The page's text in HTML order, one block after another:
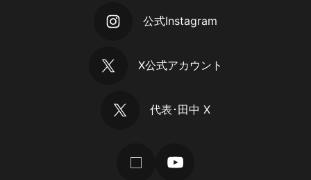
公式Instagram
X公式アカウント
代表･田中 X